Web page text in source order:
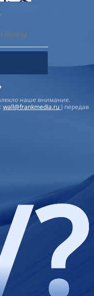
наше внимание.
wall@frankmedia.ru) передав